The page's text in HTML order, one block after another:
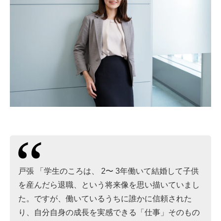
戸張 「学生のころは、 2〜 3年働いて結婚して子供
を産んだら退職、という将来像を思い描いていまし
た。ですが、働いているうちに誰かに信頼された
り、自分自身の成長を実感できる「仕事」そのもの